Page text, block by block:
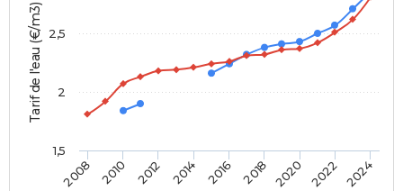
Tarif de l'eau (€/m3)
2008 2010 2012 2014 2016 2018 2020 2022 2024
1,5
2
2,5